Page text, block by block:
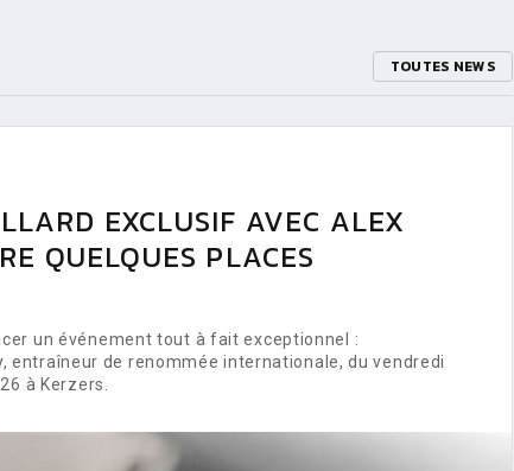
TOUTES NEWS
EXCLUSIF AVEC ALEX
QUELQUES PLACES
un événement tout à fait exceptionnel :
entraîneur de renommée internationale, du vendredi
à Kerzers.